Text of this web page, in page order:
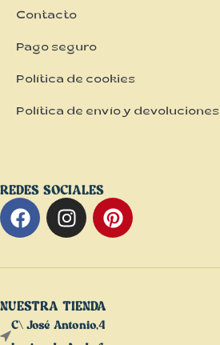
Contacto
Pago seguro
Política de cookies
Política de envío y devoluciones
REDES SOCIALES
NUESTRA TIENDA
C\ José Antonio,4